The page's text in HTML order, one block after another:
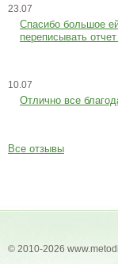
23.07
Cпасибо большое
переписывать
10.07
Отлично все
Все отзывы
© 2010-2026